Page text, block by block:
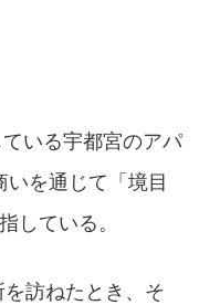
いる宇都宮のアパ
いを通じて「境目
している。
訪ねたとき、そ